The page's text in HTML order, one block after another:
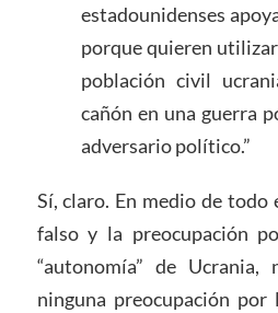
estadounidenses
porque quieren
población civil
cañón en una guerra
adversario político.”
Sí, claro. En medio de
falso y la preocupación
“autonomía” de
ninguna preocupación por